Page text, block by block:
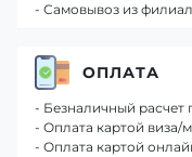
- Самовывоз из
ОПЛАТА
- Безналичный
- Оплата картой виза/
- Оплата картой